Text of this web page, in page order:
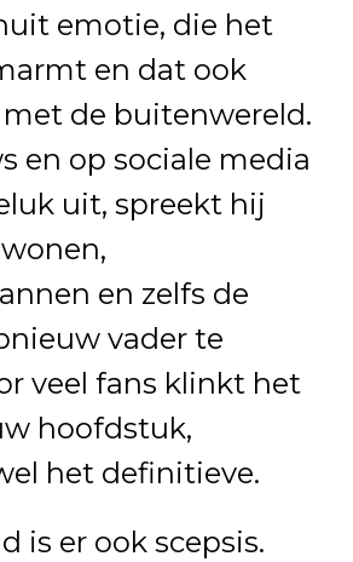
emotie, die het
en dat ook
de buitenwereld.
en op sociale media
uit, spreekt hij
en zelfs de
vader te
veel fans klinkt het
hoofdstuk,
het definitieve.
is er ook scepsis.